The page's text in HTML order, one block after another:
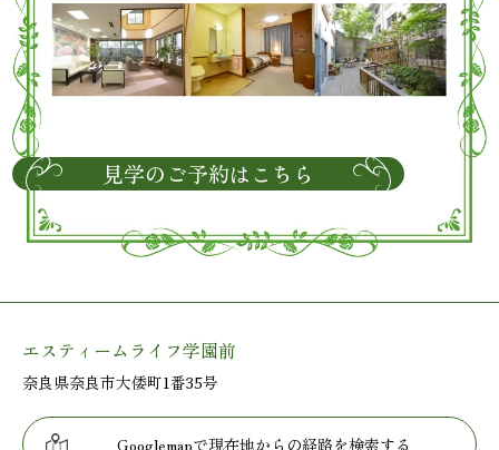
見学のご予約はこちら
エスティームライフ学園前
奈良県奈良市大倭町1番35号